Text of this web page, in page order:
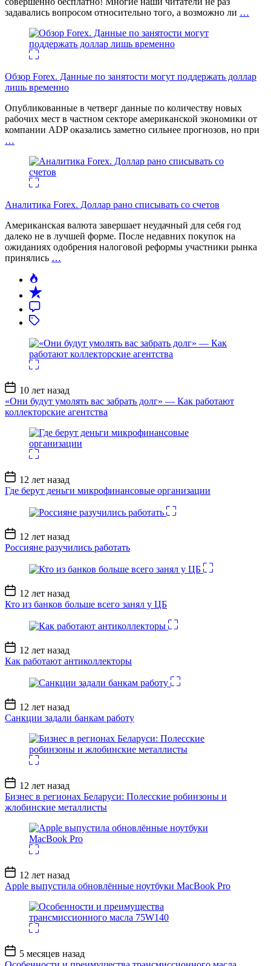
задавались вопросом относительно того, а возможно ли …
Обзор Forex. Данные по занятости могут поддержать доллар
лишь временно
Опубликованные в четверг данные по количеству новых
рабочих мест в частном секторе американской экономики от
компании ADP оказались заметно сильнее прогнозов, но при
…
Аналитика Forex. Доллар рано списывать со счетов
Американская валюта завершает неудачный для себя год
далеко не в лучшей форме. После недавних покупок на
ожиданиях одобрения налоговой реформы участники рынка
принялись …
Дата
записи
10 лет назад
«Они будут умолять вас забрать долг» — Как работают
коллекторские агентства
Дата
записи
12 лет назад
Где берут деньги микрофинансовые организации
Дата
записи
12 лет назад
Россияне разучились работать
Дата
записи
12 лет назад
Кто из банков больше всего занял у ЦБ
Дата
записи
12 лет назад
Как работают антиколлекторы
Дата
записи
12 лет назад
Санкции задали банкам работу
Дата
записи
12 лет назад
Бизнес в регионах Беларуси: Полесские робинзоны и
жлобинские металлисты
Дата
записи
12 лет назад
Apple выпустила обновлённые ноутбуки MacBook Pro
Дата
записи
5 месяцев назад